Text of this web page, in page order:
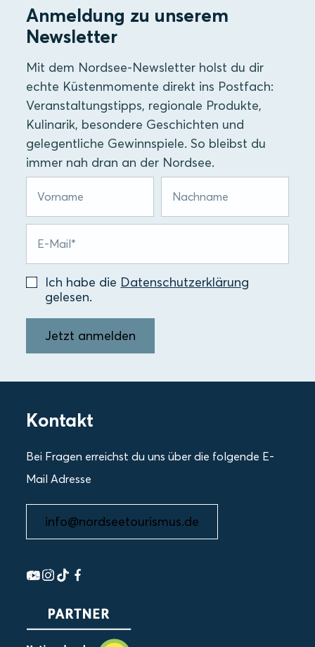
Anmeldung zu unserem
Newsletter
Mit dem Nordsee-Newsletter holst du dir
echte Küstenmomente direkt ins Postfach:
Veranstaltungstipps, regionale Produkte,
Kulinarik, besondere Geschichten und
gelegentliche Gewinnspiele. So bleibst du
immer nah dran an der Nordsee.
Ich habe die Datenschutzerklärung
gelesen.
Jetzt anmelden
Kontakt
Bei Fragen erreichst du uns über die folgende E-
Mail Adresse
info@nordseetourismus.de